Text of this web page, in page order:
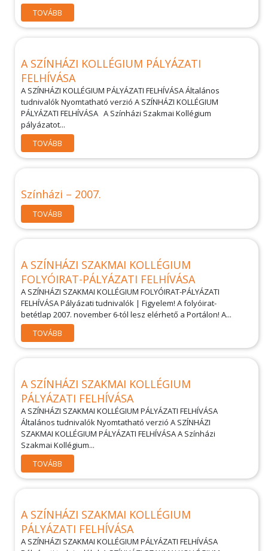
TOVÁBB
A SZÍNHÁZI KOLLÉGIUM PÁLYÁZATI
FELHÍVÁSA
A SZÍNHÁZI KOLLÉGIUM PÁLYÁZATI FELHÍVÁSA Általános
tudnivalók Nyomtatható verzió A SZÍNHÁZI KOLLÉGIUM
PÁLYÁZATI FELHÍVÁSA A Színházi Szakmai Kollégium
pályázatot...
TOVÁBB
Színházi – 2007.
TOVÁBB
A SZÍNHÁZI SZAKMAI KOLLÉGIUM
FOLYÓIRAT-PÁLYÁZATI FELHÍVÁSA
A SZÍNHÁZI SZAKMAI KOLLÉGIUM FOLYÓIRAT-PÁLYÁZATI
FELHÍVÁSA Pályázati tudnivalók | Figyelem! A folyóirat-
betétlap 2007. november 6-tól lesz elérhető a Portálon! A...
TOVÁBB
A SZÍNHÁZI SZAKMAI KOLLÉGIUM
PÁLYÁZATI FELHÍVÁSA
A SZÍNHÁZI SZAKMAI KOLLÉGIUM PÁLYÁZATI FELHÍVÁSA
Általános tudnivalók Nyomtatható verzió A SZÍNHÁZI
SZAKMAI KOLLÉGIUM PÁLYÁZATI FELHÍVÁSA A Színházi
Szakmai Kollégium...
TOVÁBB
A SZÍNHÁZI SZAKMAI KOLLÉGIUM
PÁLYÁZATI FELHÍVÁSA
A SZÍNHÁZI SZAKMAI KOLLÉGIUM PÁLYÁZATI FELHÍVÁSA